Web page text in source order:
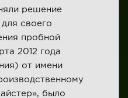
решение
своего
пробной
2012 года
от имени
было